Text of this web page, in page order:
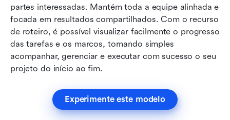
partes interessadas. Mantém toda a equipe alinhada e
focada em resultados compartilhados. Com o recurso
de roteiro, é possível visualizar facilmente o progresso
das tarefas e os marcos, tornando simples
acompanhar, gerenciar e executar com sucesso o seu
projeto do início ao fim.
Experimente este modelo